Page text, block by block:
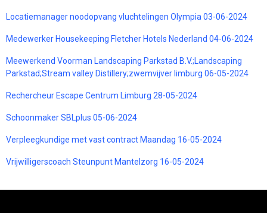
Locatiemanager noodopvang vluchtelingen Olympia 03-06-2024
Medewerker Housekeeping Fletcher Hotels Nederland 04-06-2024
Meewerkend Voorman Landscaping Parkstad B.V.;Landscaping
Parkstad;Stream valley Distillery;zwemvijver limburg 06-05-2024
Rechercheur Escape Centrum Limburg 28-05-2024
Schoonmaker SBLplus 05-06-2024
Verpleegkundige met vast contract Maandag 16-05-2024
Vrijwilligerscoach Steunpunt Mantelzorg 16-05-2024